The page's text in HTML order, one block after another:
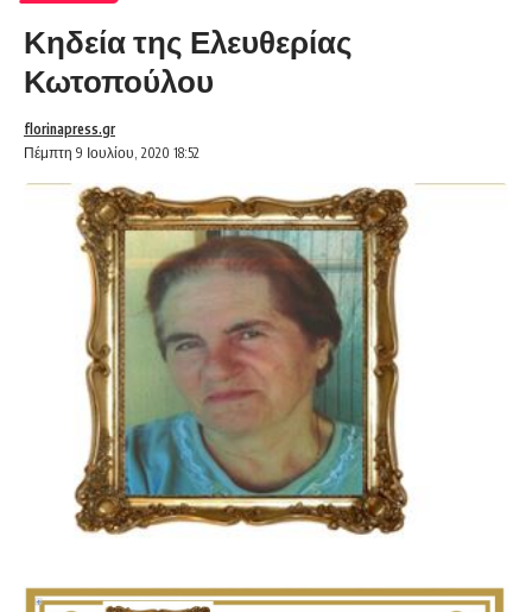
Κηδεία της Ελευθερίας
Κωτοπούλου
Πέμπτη 9 Ιουλίου, 2020 18:52
florinapress.gr